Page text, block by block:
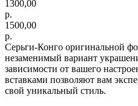
1300,00
р.
1500,00
р.
Серьги-Конго оригинальной
незаменимый вариант
зависимости от вашего
вставками позволяют вам
свой уникальный стиль.